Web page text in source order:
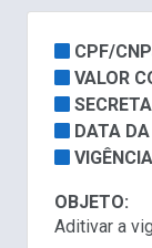
CPF/
VALOR
DATA
OBJETO:
Aditivar a